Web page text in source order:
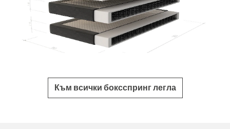
Към всички боксспринг легла